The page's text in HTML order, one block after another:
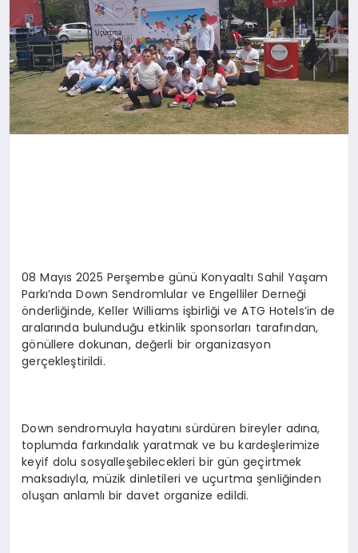
08 Mayıs 2025 Perşembe günü Konyaaltı Sahil Yaşam
Parkı’nda Down Sendromlular ve Engelliler Derneği
önderliğinde, Keller Williams işbirliği ve ATG Hotels’in de
aralarında bulunduğu etkinlik sponsorları tarafından,
gönüllere dokunan, değerli bir organizasyon
gerçekleştirildi.
Down sendromuyla hayatını sürdüren bireyler adına,
toplumda farkındalık yaratmak ve bu kardeşlerimize
keyif dolu sosyalleşebilecekleri bir gün geçirtmek
maksadıyla, müzik dinletileri ve uçurtma şenliğinden
oluşan anlamlı bir davet organize edildi.